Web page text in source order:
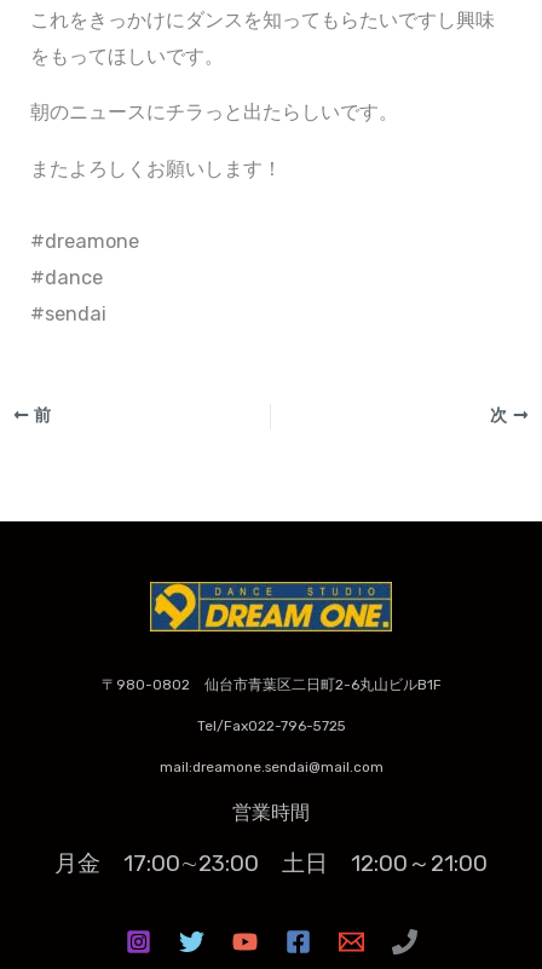
これをきっかけにダンスを知ってもらたいですし興味
をもってほしいです。
朝のニュースにチラっと出たらしいです。
またよろしくお願いします！
⁡⁡#dreamone⁡
⁡#dance⁡
⁡#sendai
前 次
〒980-0802 仙台市青葉区二日町2-6丸山ビルB1F
Tel/Fax022-796-5725
mail:dreamone.sendai@mail.com
営業時間
月金 17:00∼23:00 土日 12:00～21:00